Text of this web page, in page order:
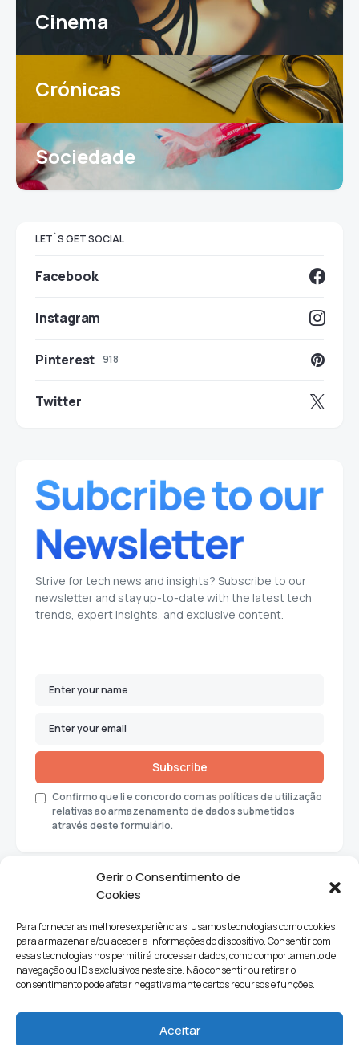
Gerir o Consentimento de
Cookies
Para fornecer as melhores experiências, usamos tecnologias como cookies
para armazenar e/ou aceder a informações do dispositivo. Consentir com
essas tecnologias nos permitirá processar dados, como comportamento de
navegação ou IDs exclusivos neste site. Não consentir ou retirar o
consentimento pode afetar negativamante certos recursos e funções.
Aceitar
Cinema
Crónicas
Sociedade
LET`S GET SOCIAL
Facebook
Instagram
Pinterest 918
Twitter
Strive for tech news and insights? Subscribe to our
newsletter and stay up-to-date with the latest tech
trends, expert insights, and exclusive content.
Subscribe
Confirmo que li e concordo com as políticas de utilização
relativas ao armazenamento de dados submetidos
através deste formulário.
Ciências e Tecnologia